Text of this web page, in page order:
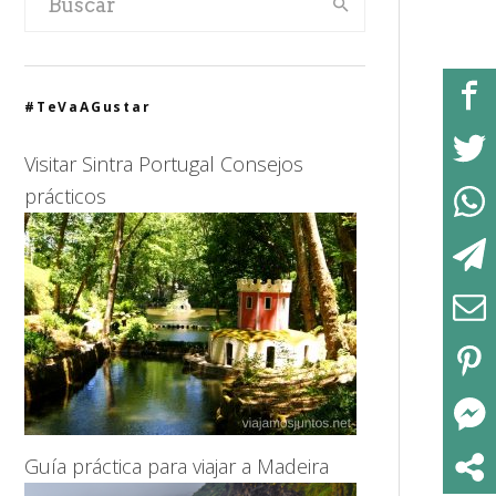
#TeVaAGustar
Visitar Sintra Portugal Consejos
prácticos
Guía práctica para viajar a Madeira